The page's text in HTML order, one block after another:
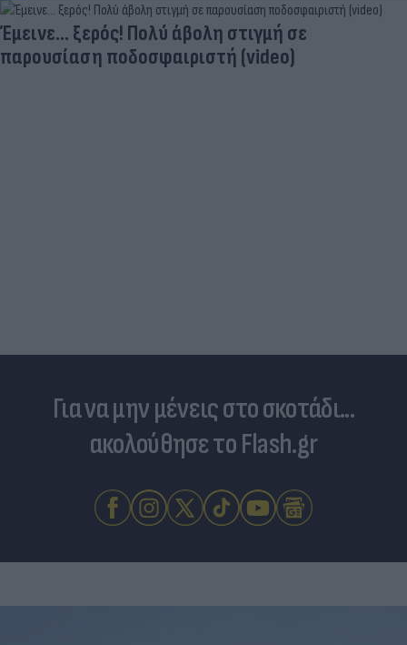
Έμεινε... ξερός! Πολύ άβολη στιγμή σε
παρουσίαση ποδοσφαιριστή (video)
Για να μην μένεις στο σκοτάδι...
ακολούθησε το Flash.gr